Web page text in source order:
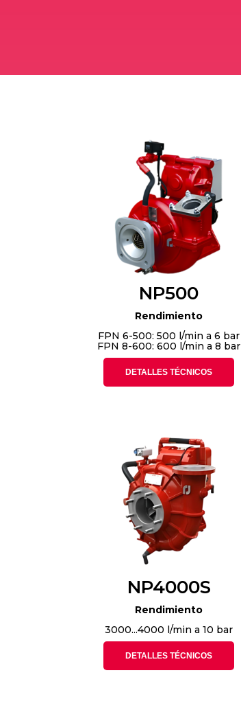
NP500
Rendimiento
FPN 6-500: 500 l/min a 6 bar
FPN 8-600: 600 l/min a 8 bar
DETALLES TÉCNICOS
NP4000S
Rendimiento
3000...4000 l/min a 10 bar
DETALLES TÉCNICOS